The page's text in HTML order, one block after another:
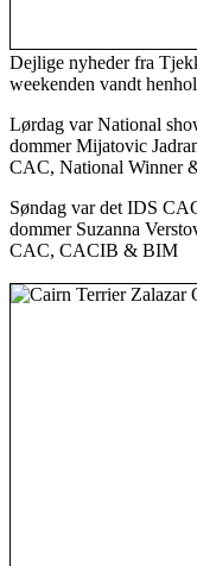
Dejlige nyheder fra
weekenden vandt
Lørdag var National
dommer Mijatovic
CAC, National Winner
Søndag var det IDS
dommer Suzanna
CAC, CACIB & BIM